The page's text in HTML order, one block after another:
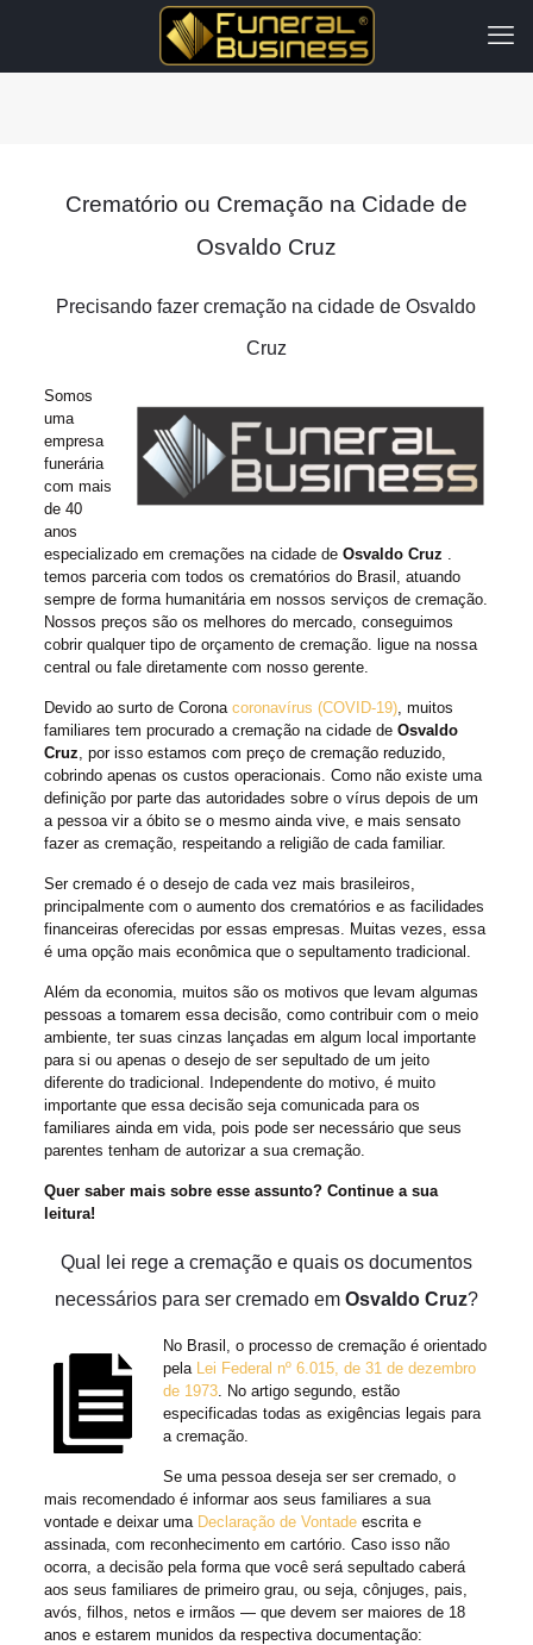
Crematório ou Cremação na Cidade de
Osvaldo Cruz
Precisando fazer cremação na cidade de Osvaldo
Cruz
Somos
uma
empresa
funerária
com mais
de 40
anos
especializado em cremações na cidade de Osvaldo Cruz .
temos parceria com todos os crematórios do Brasil, atuando
sempre de forma humanitária em nossos serviços de cremação.
Nossos preços são os melhores do mercado, conseguimos
cobrir qualquer tipo de orçamento de cremação. ligue na nossa
central ou fale diretamente com nosso gerente.
Devido ao surto de Corona coronavírus (COVID-19), muitos
familiares tem procurado a cremação na cidade de Osvaldo
Cruz, por isso estamos com preço de cremação reduzido,
cobrindo apenas os custos operacionais. Como não existe uma
definição por parte das autoridades sobre o vírus depois de um
a pessoa vir a óbito se o mesmo ainda vive, e mais sensato
fazer as cremação, respeitando a religião de cada familiar.
Ser cremado é o desejo de cada vez mais brasileiros,
principalmente com o aumento dos crematórios e as facilidades
financeiras oferecidas por essas empresas. Muitas vezes, essa
é uma opção mais econômica que o sepultamento tradicional.
Além da economia, muitos são os motivos que levam algumas
pessoas a tomarem essa decisão, como contribuir com o meio
ambiente, ter suas cinzas lançadas em algum local importante
para si ou apenas o desejo de ser sepultado de um jeito
diferente do tradicional. Independente do motivo, é muito
importante que essa decisão seja comunicada para os
familiares ainda em vida, pois pode ser necessário que seus
parentes tenham de autorizar a sua cremação.
Quer saber mais sobre esse assunto? Continue a sua
leitura!
Qual lei rege a cremação e quais os documentos
necessários para ser cremado em Osvaldo Cruz?
No Brasil, o processo de cremação é orientado
pela Lei Federal nº 6.015, de 31 de dezembro
de 1973. No artigo segundo, estão
especificadas todas as exigências legais para
a cremação.
Se uma pessoa deseja ser ser cremado, o
mais recomendado é informar aos seus familiares a sua
vontade e deixar uma Declaração de Vontadeescrita e
assinada, com reconhecimento em cartório. Caso isso não
ocorra, a decisão pela forma que você será sepultado caberá
aos seus familiares de primeiro grau, ou seja, cônjuges, pais,
avós, filhos, netos e irmãos — que devem ser maiores de 18
anos e estarem munidos da respectiva documentação: